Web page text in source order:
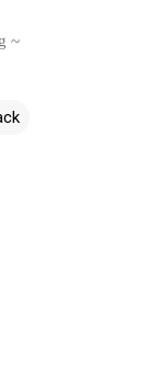
~